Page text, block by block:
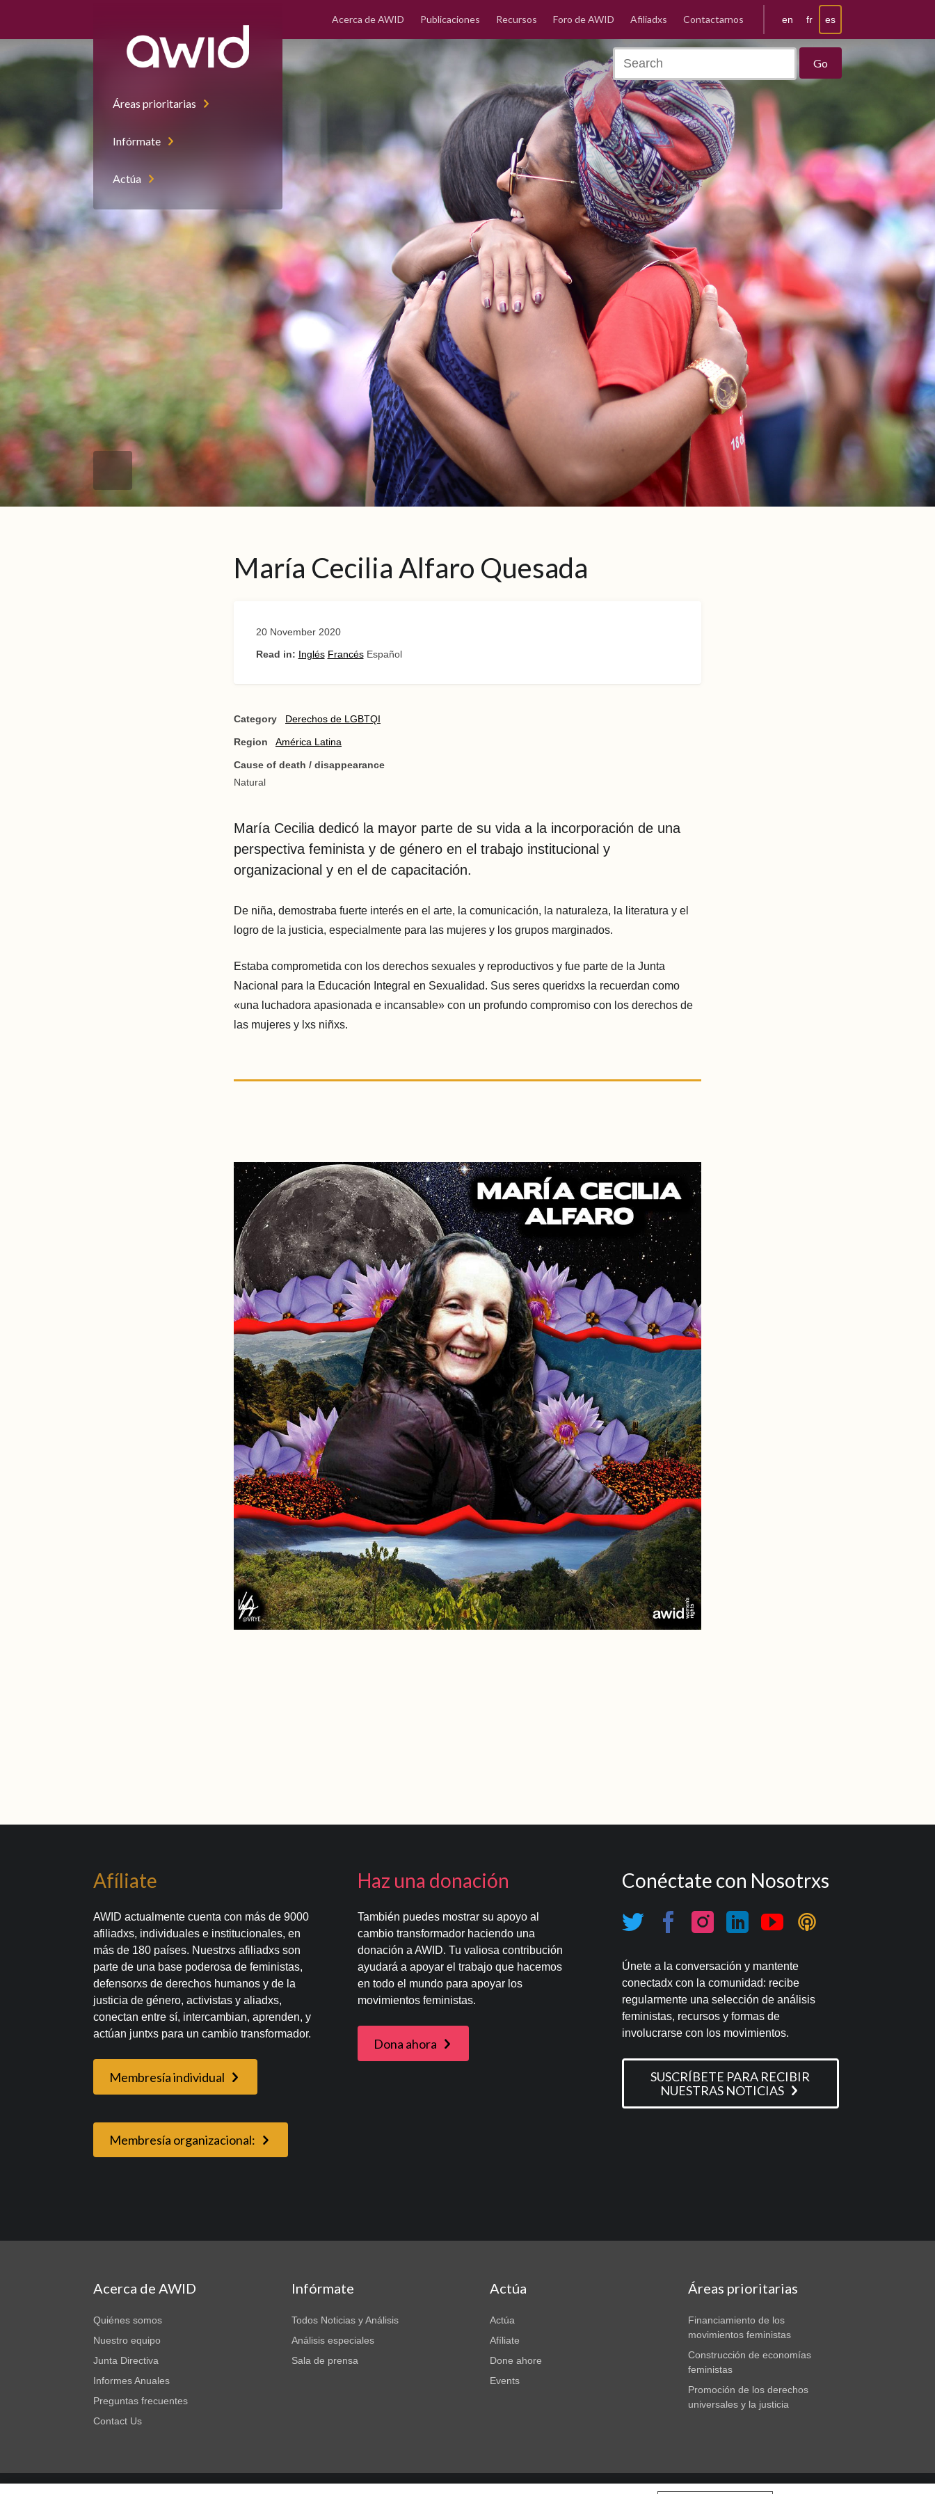
Áreas prioritarias
Infórmate
Actúa
en fr es
Acerca de AWID Publicaciones Recursos Foro de AWID Afiliadxs Contactarnos
María Cecilia Alfaro Quesada
20 November 2020
Read in: Inglés Francés Español
Category Derechos de LGBTQI
Region América Latina
Cause of death / disappearance
Natural
María Cecilia dedicó la mayor parte de su vida a la incorporación de una
perspectiva feminista y de género en el trabajo institucional y
organizacional y en el de capacitación.
De niña, demostraba fuerte interés en el arte, la comunicación, la naturaleza, la literatura y el
logro de la justicia, especialmente para las mujeres y los grupos marginados.
Estaba comprometida con los derechos sexuales y reproductivos y fue parte de la Junta
Nacional para la Educación Integral en Sexualidad. Sus seres queridxs la recuerdan como
«una luchadora apasionada e incansable» con un profundo compromiso con los derechos de
las mujeres y lxs niñxs.
Afíliate
AWID actualmente cuenta con más de 9000
afiliadxs, individuales e institucionales, en
más de 180 países. Nuestrxs afiliadxs son
parte de una base poderosa de feministas,
defensorxs de derechos humanos y de la
justicia de género, activistas y aliadxs,
conectan entre sí, intercambian, aprenden, y
actúan juntxs para un cambio transformador.
Membresía individual
Membresía organizacional:
Haz una donación
También puedes mostrar su apoyo al
cambio transformador haciendo una
donación a AWID. Tu valiosa contribución
ayudará a apoyar el trabajo que hacemos
en todo el mundo para apoyar los
movimientos feministas.
Dona ahora
Conéctate con Nosotrxs
Únete a la conversación y mantente
conectadx con la comunidad: recibe
regularmente una selección de análisis
feministas, recursos y formas de
involucrarse con los movimientos.
SUSCRÍBETE PARA RECIBIR
NUESTRAS NOTICIAS
Acerca de AWID
Quiénes somos
Nuestro equipo
Junta Directiva
Informes Anuales
Preguntas frecuentes
Contact Us
Infórmate
Todos Noticias y Análisis
Análisis especiales
Sala de prensa
Actúa
Actúa
Afíliate
Done ahore
Events
Áreas prioritarias
Financiamiento de los
movimientos feministas
Construcción de economías
feministas
Promoción de los derechos
universales y la justicia